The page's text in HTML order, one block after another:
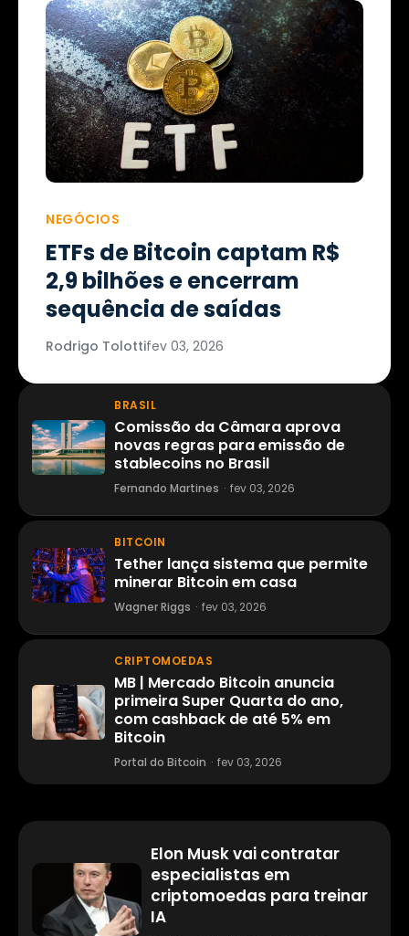
NEGÓCIOS
ETFs de Bitcoin captam R$
2,9 bilhões e encerram
sequência de saídas
Rodrigo Tolottifev 03, 2026
BRASIL
Comissão da Câmara aprova
novas regras para emissão de
stablecoins no Brasil
Fernando Martines · fev 03, 2026
BITCOIN
Tether lança sistema que permite
minerar Bitcoin em casa
Wagner Riggs · fev 03, 2026
CRIPTOMOEDAS
MB | Mercado Bitcoin anuncia
primeira Super Quarta do ano,
com cashback de até 5% em
Bitcoin
Portal do Bitcoin · fev 03, 2026
Elon Musk vai contratar
especialistas em
criptomoedas para treinar
IA